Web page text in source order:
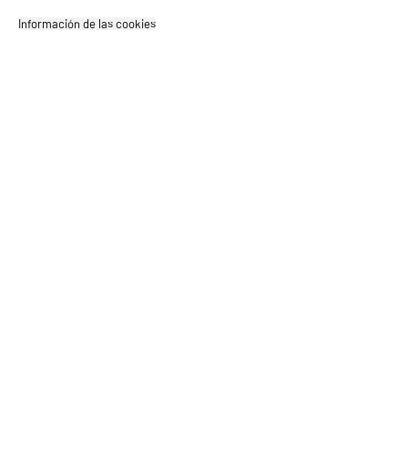
3.2/5(14)
Información de las cookies‎